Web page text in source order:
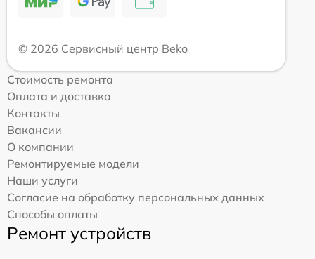
© 2026 Сервисный центр Beko
Стоимость ремонта
Оплата и доставка
Контакты
Вакансии
О компании
Ремонтируемые модели
Наши услуги
Согласие на обработку персональных данных
Способы оплаты
Ремонт устройств